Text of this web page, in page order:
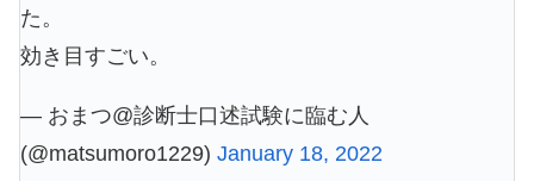
た。
効き目すごい。
— おまつ@診断士口述試験に臨む人
(@matsumoro1229) January 18, 2022